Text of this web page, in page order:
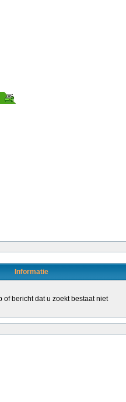
Informatie
of bericht dat u zoekt bestaat niet